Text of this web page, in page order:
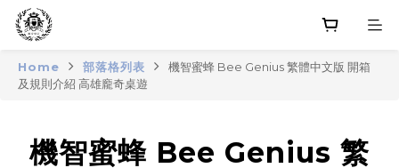
Home 部落格列表
機智蜜蜂 Bee Genius 繁體中文版 開箱
及規則介紹 高雄龐奇桌遊
機智蜜蜂 Bee Genius 繁